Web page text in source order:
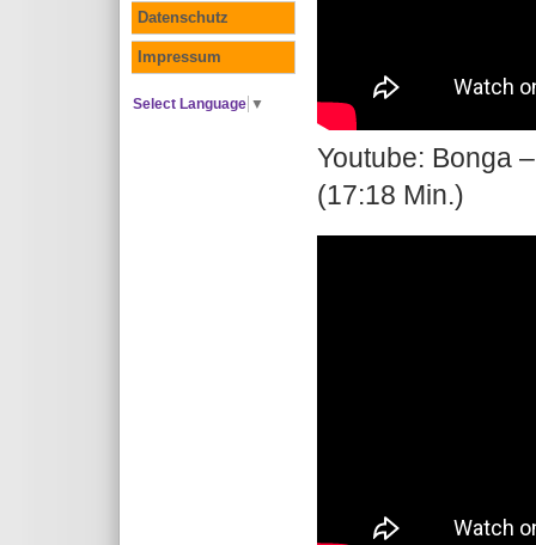
Datenschutz
Impressum
Select Language ▼
Youtube: Bonga
(17:18 Min.)